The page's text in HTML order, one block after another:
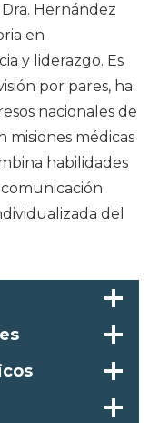
Hernández
en
y liderazgo. Es
por pares, ha
nacionales de
médicas
habilidades
del